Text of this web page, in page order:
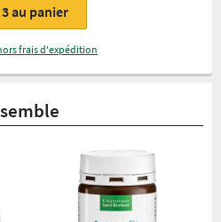
3au panier
frais d'expédition